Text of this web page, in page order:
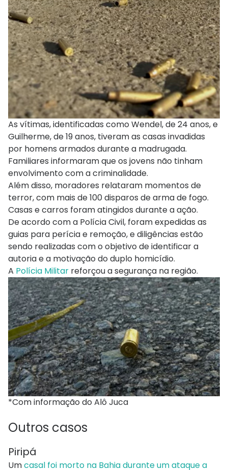
As vítimas, identificadas como Wendel, de 24 anos, e
Guilherme, de 19 anos, tiveram as casas invadidas
por homens armados durante a madrugada.
Familiares informaram que os jovens não tinham
envolvimento com a criminalidade.
Além disso, moradores relataram momentos de
terror, com mais de 100 disparos de arma de fogo.
Casas e carros foram atingidos durante a ação.
De acordo com a Polícia Civil, foram expedidas as
guias para perícia e remoção, e diligências estão
sendo realizadas com o objetivo de identificar a
autoria e a motivação do duplo homicídio.
A Polícia Militar reforçou a segurança na região.
*Com informação do Alô Juca
Outros casos
Piripá
Umcasal foi morto na Bahia durante um ataque a